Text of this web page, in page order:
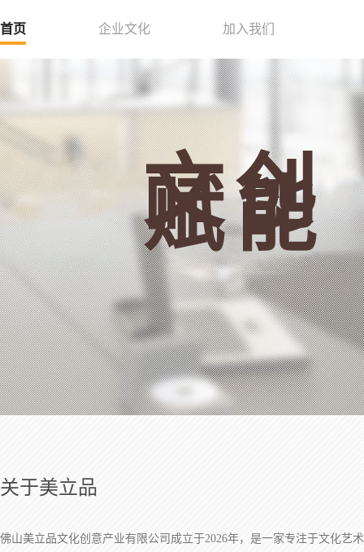
首页 企业文化 加入我们
文创
赋能
关于美立品
佛山美立品文化创意产业有限公司成立于2026年，是一家专注于文化